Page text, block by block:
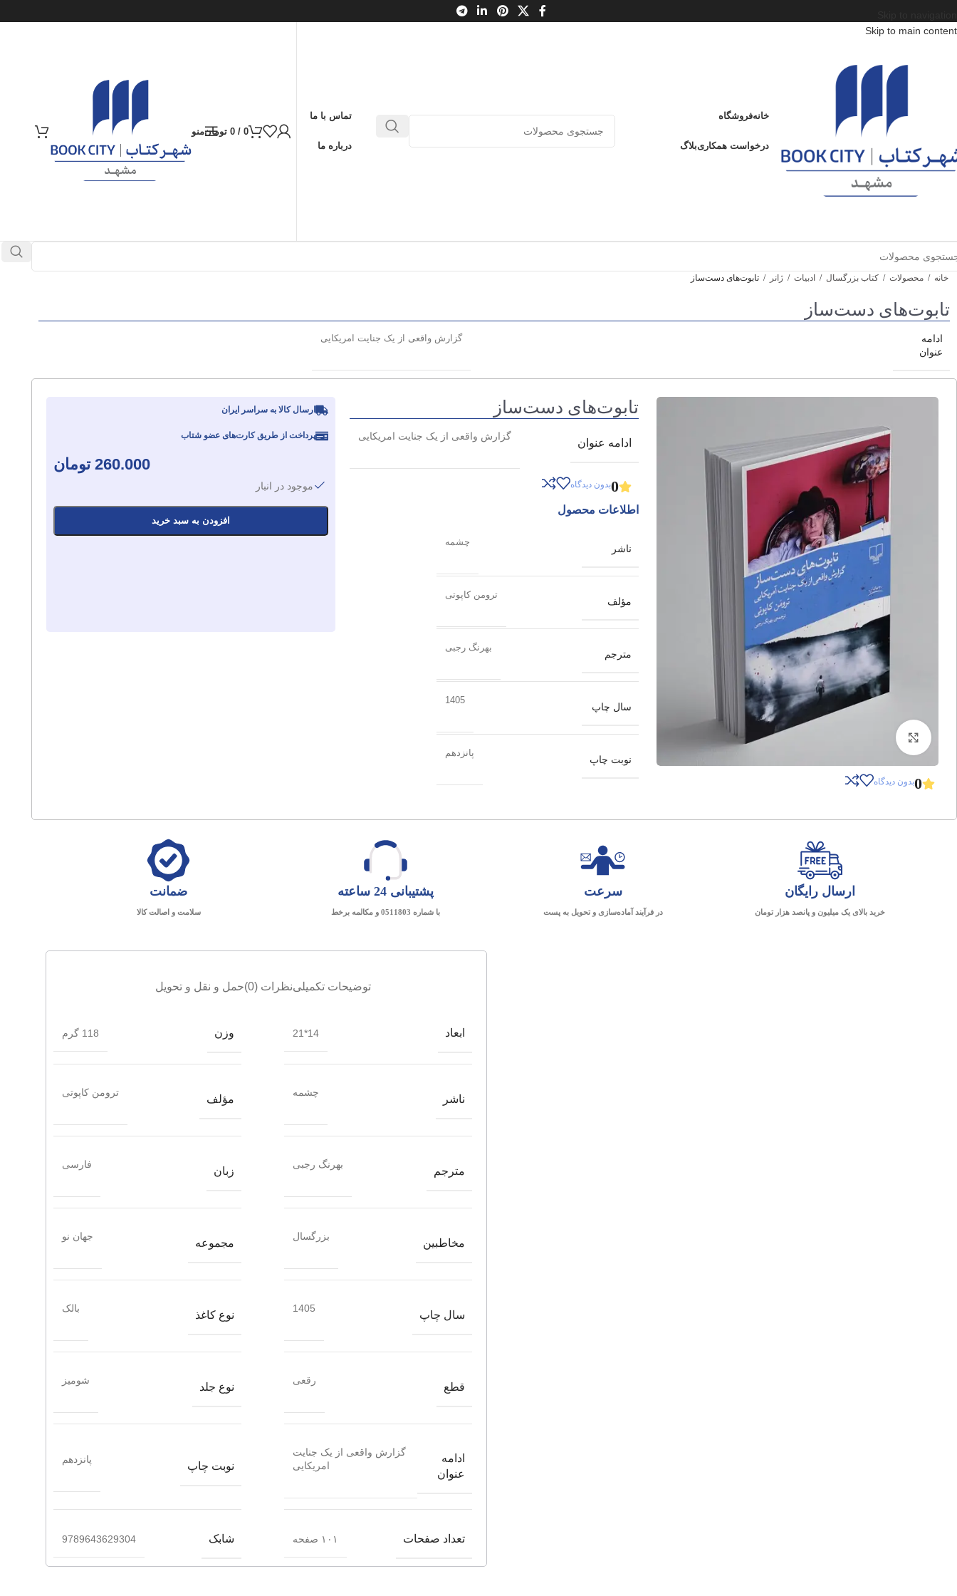
Skip to main content
خانهفروشگاه
درخواست همکاریبلاگ
تماس با ما
درباره ما
0
/
0 تومانمنو
خانه / محصولات / کتاب بزرگسال / ادبیات / ژانر / تابوت‌های دست‌ساز
تابوت‌های دست‌ساز
ادامه
عنوان
گزارش واقعی از یک جنایت امریکایی
0بدون دیدگاه
تابوت‌های دست‌ساز
ادامه عنوان
گزارش واقعی از یک جنایت امریکایی
0بدون دیدگاه
اطلاعات محصول
ناشر
چشمه
مؤلف
ترومن کاپوتی
مترجم
بهرنگ رجبی
سال چاپ
1405
نوبت چاپ
پانزدهم
ارسال کالا به سراسر ایران
پرداخت از طریق کارت‌های عضو شتاب
260.000 تومان
موجود در انبار
افزودن به سبد خرید
ارسال رایگان
خرید بالای یک میلیون و پانصد هزار تومان
سرعت
در فرآیند آماده‌سازی و تحویل به پست
پشتیبانی 24 ساعته
با شماره 0511803 و مکالمه برخط
ضمانت
سلامت و اصالت کالا
توضیحات تکمیلینظرات (0) حمل و نقل و تحویل
ابعاد 14*21 وزن 118 گرم
ناشر
چشمه
مؤلف
ترومن کاپوتی
مترجم
بهرنگ رجبی
زبان
فارسی
مخاطبین
بزرگسال
مجموعه
جهان نو
سال چاپ
1405
نوع کاغذ
بالک
قطع
رقعی
نوع جلد
شومیز
ادامه
عنوان
گزارش واقعی از یک جنایت
امریکایی
نوبت چاپ
پانزدهم
تعداد صفحات ۱۰۱ صفحه شابک 9789643629304